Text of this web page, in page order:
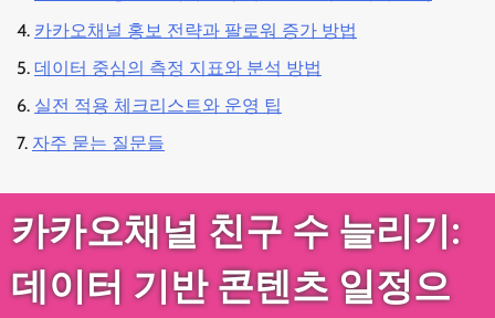
카카오채널 홍보 전략과 팔로워 증가 방법
데이터 중심의 측정 지표와 분석 방법
실전 적용 체크리스트와 운영 팁
자주 묻는 질문들
카카오채널 친구 수 늘리기:
데이터 기반 콘텐츠 일정으